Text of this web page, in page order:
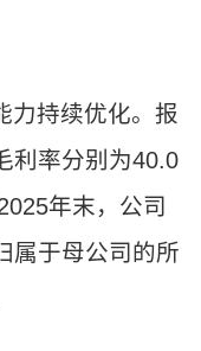
力持续优化。报
利率分别为40.0
年末，公司
属于母公司的所